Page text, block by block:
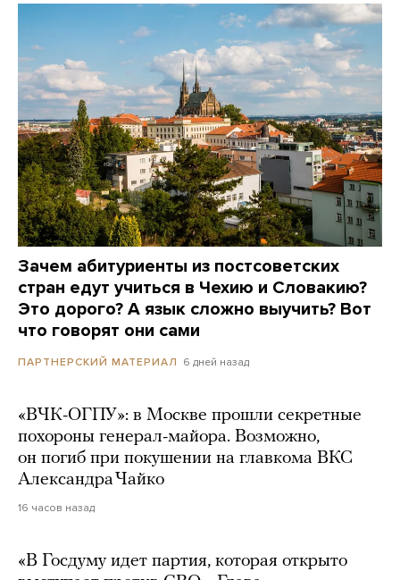
Зачем абитуриенты из постсоветских
стран едут учиться в Чехию и Словакию?
Это дорого? А язык сложно выучить? Вот
что говорят они сами
ПАРТНЕРСКИЙ МАТЕРИАЛ 6 дней назад
«ВЧК-ОГПУ»: в Москве прошли секретные
похороны генерал-майора. Возможно,
он погиб при покушении на главкома ВКС
Александра Чайко
16 часов назад
«В Госдуму идет партия, которая открыто